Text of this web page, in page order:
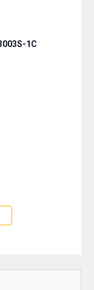
1C
ưu việt